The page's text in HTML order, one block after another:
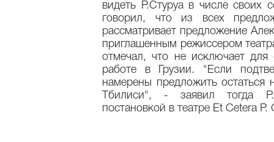
видеть Р.Стуруа в числе своих
говорил, что из всех
рассматривает предложение
приглашенным режиссером
отмечал, что не исключает для
работе в Грузии. "Если
намерены предложить остаться
Тбилиси", - заявил тогда
постановкой в театре Et Cetera Р.